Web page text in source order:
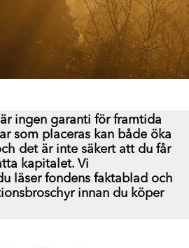
ingen garanti för framtida
som placeras kan både öka
det är inte säkert att du får
kapitalet. Vi
läser fondens faktablad och
innan du köper